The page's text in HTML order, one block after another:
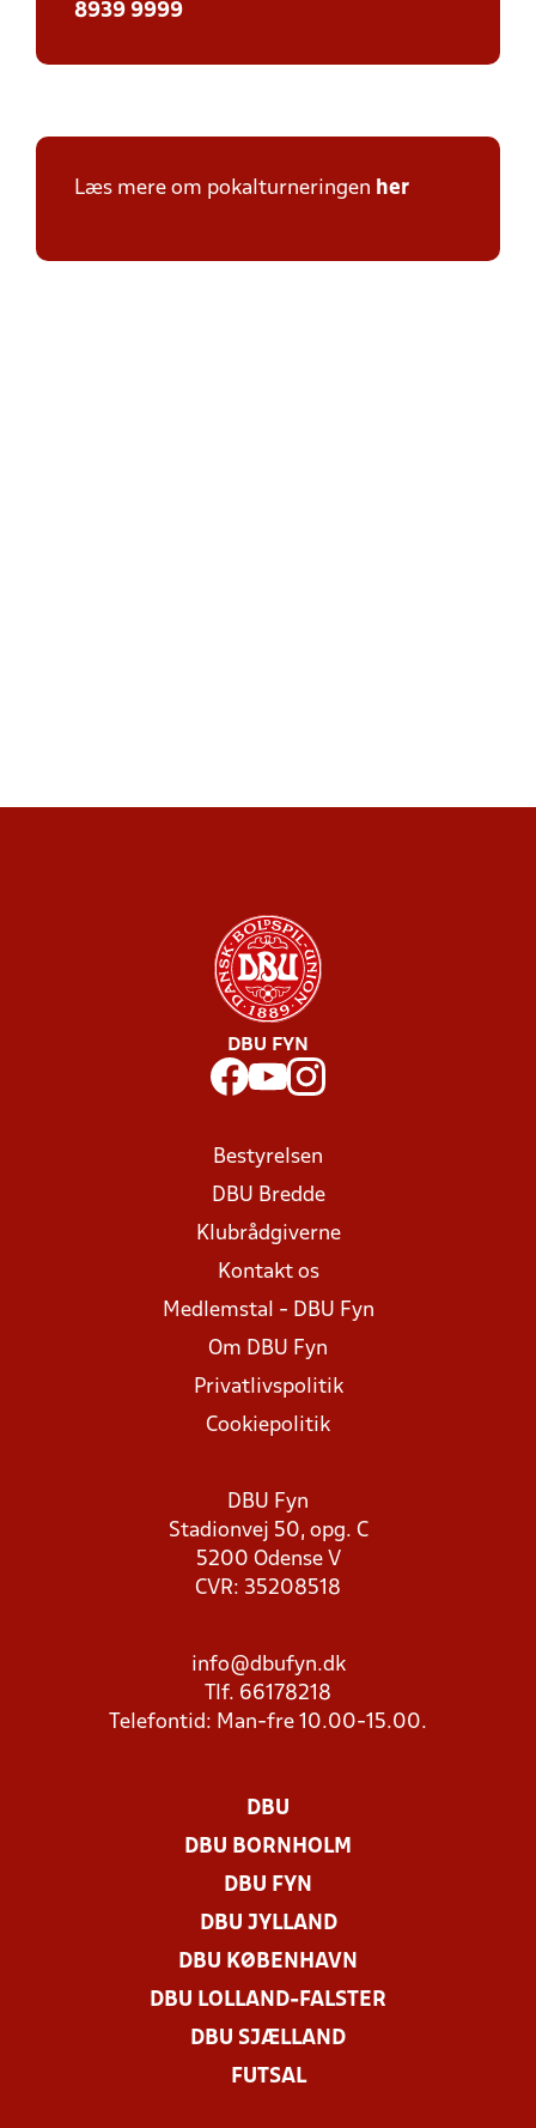
8939 9999
Læs mere om pokalturneringen her
DBU FYN
Bestyrelsen
DBU Bredde
Klubrådgiverne
Kontakt os
Medlemstal - DBU Fyn
Om DBU Fyn
Privatlivspolitik
Cookiepolitik
DBU Fyn
Stadionvej 50, opg. C
5200 Odense V
CVR: 35208518
info@dbufyn.dk
Tlf. 66178218
Telefontid: Man-fre 10.00-15.00.
DBU
DBU BORNHOLM
DBU FYN
DBU JYLLAND
DBU KØBENHAVN
DBU LOLLAND-FALSTER
DBU SJÆLLAND
FUTSAL